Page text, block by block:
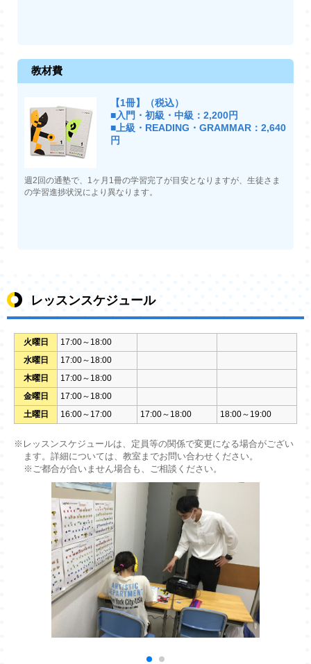
教材費
【1冊】（税込）
■入門・初級・中級：2,200円
■上級・READING・GRAMMAR：2,640
円
週2回の通塾で、1ヶ月1冊の学習完了が目安となりますが、生徒さま
の学習進捗状況により異なります。
レッスンスケジュール
火曜日
17:00～18:00
水曜日
17:00～18:00
木曜日
17:00～18:00
金曜日
17:00～18:00
土曜日
16:00～17:00 17:00～18:00 18:00～19:00
※レッスンスケジュールは、定員等の関係で変更になる場合がござい
ます。詳細については、教室までお問い合わせください。
※ご都合が合いません場合も、ご相談ください。